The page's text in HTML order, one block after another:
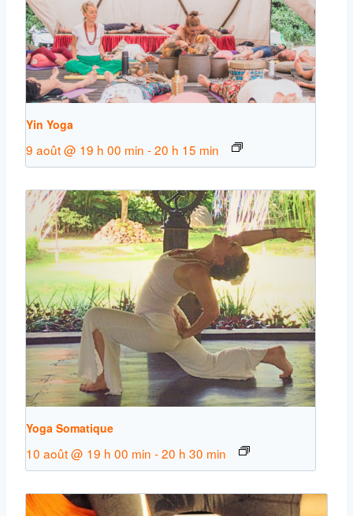
Yin Yoga
9 août @ 19 h 00 min -20 h 15 min
Yoga Somatique
10 août @ 19 h 00 min -20 h 30 min